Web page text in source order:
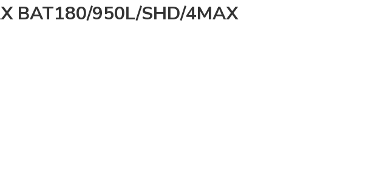
BAT180/950L/SHD/4MAX